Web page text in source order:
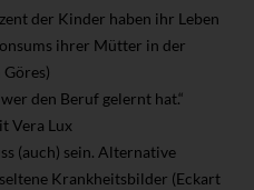
der Kinder haben ihr Leben
ihrer Mütter in der
den Beruf gelernt hat.“
Vera Lux
(auch) sein. Alternative
Krankheitsbilder (Eckart